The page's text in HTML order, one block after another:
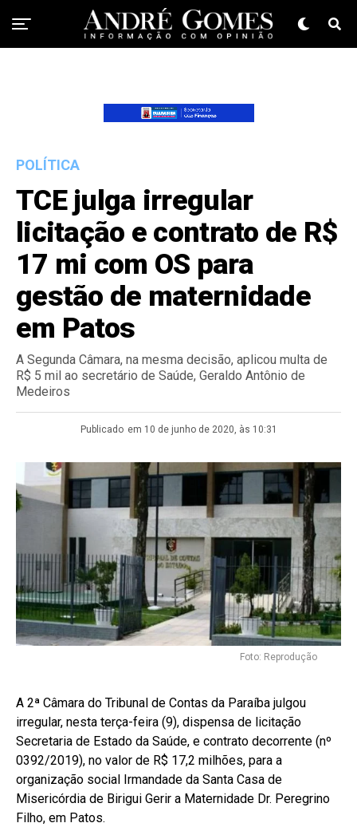
POLÍTICA
TCE julga irregular
licitação e contrato de R$
17 mi com OS para
gestão de maternidade
em Patos
A Segunda Câmara, na mesma decisão, aplicou multa de
R$ 5 mil ao secretário de Saúde, Geraldo Antônio de
Medeiros
Publicado em 10 de junho de 2020, às 10:31
Foto: Reprodução
A 2ª Câmara do Tribunal de Contas da Paraíba julgou
irregular, nesta terça-feira (9), dispensa de licitação
Secretaria de Estado da Saúde, e contrato decorrente (nº
0392/2019), no valor de R$ 17,2 milhões, para a
organização social Irmandade da Santa Casa de
Misericórdia de Birigui Gerir a Maternidade Dr. Peregrino
Filho, em Patos.